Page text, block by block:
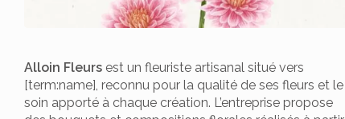
Alloin Fleurs est un fleuriste artisanal situé vers
[term:name], reconnu pour la qualité de ses fleurs et le
soin apporté à chaque création. L’entreprise propose